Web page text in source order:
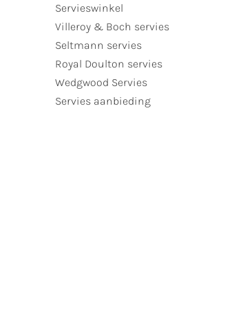
Servieswinkel
Villeroy & Boch servies
Seltmann servies
Royal Doulton servies
Wedgwood Servies
Servies aanbieding